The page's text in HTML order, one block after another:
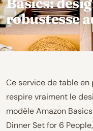
robustesse
Ce service de table
respire vraiment le
modèle Amazon
Dinner Set for 6